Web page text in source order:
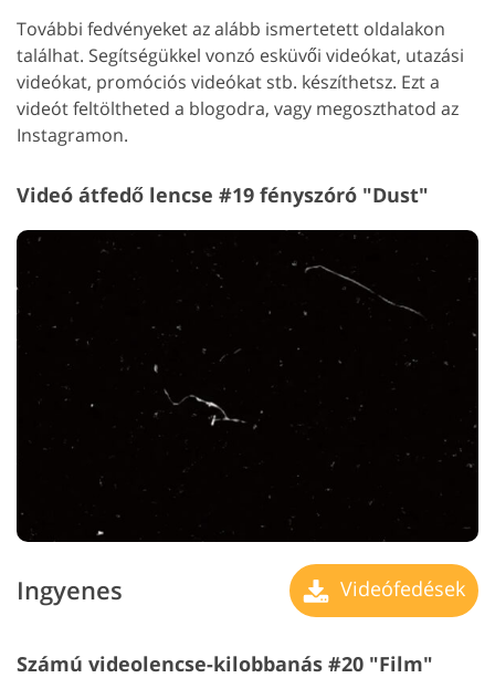
További fedvényeket az alább ismertetett oldalakon
találhat. Segítségükkel vonzó esküvői videókat, utazási
videókat, promóciós videókat stb. készíthetsz. Ezt a
videót feltöltheted a blogodra, vagy megoszthatod az
Instagramon.
Videó átfedő lencse #19 fényszóró "Dust"
Ingyenes Videófedések
Számú videolencse-kilobbanás #20 "Film"